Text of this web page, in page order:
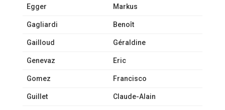
Egger Markus
Gagliardi Benoît
Gailloud Géraldine
Genevaz Eric
Gomez Francisco
Guillet Claude-Alain